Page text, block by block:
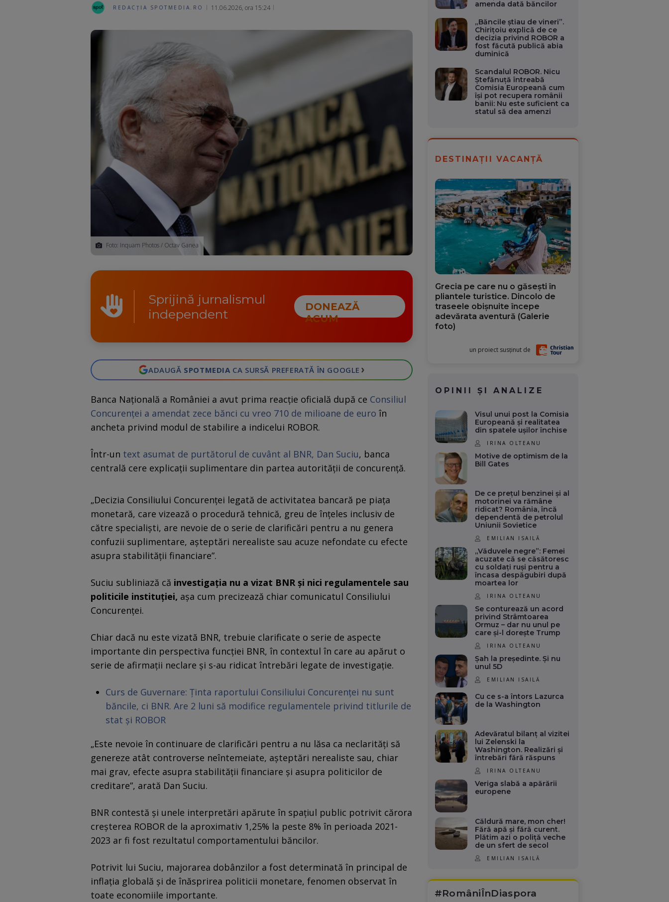
REDACȚIA SPOTMEDIA.RO 11.06.2026, ora 15:24
Foto: Inquam Photos / Octav Ganea
Sprijină jurnalismul
independent
DONEAZĂ
ACUM
ADAUGĂ SPOTMEDIA CA SURSĂ PREFERATĂ ÎN GOOGLE ›
Banca Națională a României a avut prima reacție oficială după ce Consiliul
Concurenței a amendat zece bănci cu vreo 710 de milioane de euro în
ancheta privind modul de stabilire a indicelui ROBOR.
Într-un text asumat de purtătorul de cuvânt al BNR, Dan Suciu, banca
centrală cere explicații suplimentare din partea autorității de concurență.
„Decizia Consiliului Concurenţei legată de activitatea bancară pe piaţa
monetară, care vizează o procedură tehnică, greu de înţeles inclusiv de
către specialişti, are nevoie de o serie de clarificări pentru a nu genera
confuzii suplimentare, aşteptări nerealiste sau acuze nefondate cu efecte
asupra stabilităţii financiare”.
Suciu subliniază că investigația nu a vizat BNR și nici regulamentele sau
politicile instituției, așa cum precizează chiar comunicatul Consiliului
Concurenței.
Chiar dacă nu este vizată BNR, trebuie clarificate o serie de aspecte
importante din perspectiva funcţiei BNR, în contextul în care au apărut o
serie de afirmaţii neclare şi s-au ridicat întrebări legate de investigaţie.
Curs de Guvernare: Ținta raportului Consiliului Concurenței nu sunt
băncile, ci BNR. Are 2 luni să modifice regulamentele privind titlurile de
stat și ROBOR
„Este nevoie în continuare de clarificări pentru a nu lăsa ca neclarități să
genereze atât controverse neîntemeiate, așteptări nerealiste sau, chiar
mai grav, efecte asupra stabilității financiare și asupra politicilor de
creditare”, arată Dan Suciu.
BNR contestă și unele interpretări apărute în spațiul public potrivit cărora
creșterea ROBOR de la aproximativ 1,25% la peste 8% în perioada 2021-
2023 ar fi fost rezultatul comportamentului băncilor.
Potrivit lui Suciu, majorarea dobânzilor a fost determinată în principal de
inflația globală și de înăsprirea politicii monetare, fenomen observat în
toate economiile importante.
amenda dată băncilor
„Băncile știau de vineri”.
Chirițoiu explică de ce
decizia privind ROBOR a
fost făcută publică abia
duminică
Scandalul ROBOR. Nicu
Ștefănuță întreabă
Comisia Europeană cum
își pot recupera românii
banii: Nu este suficient ca
statul să dea amenzi
DESTINAȚII VACANȚĂ
Grecia pe care nu o găsești în
pliantele turistice. Dincolo de
traseele obișnuite începe
adevărata aventură (Galerie
foto)
un proiect susținut de
OPINII ȘI ANALIZE
Visul unui post la Comisia
Europeană și realitatea
din spatele ușilor închise
IRINA OLTEANU
Motive de optimism de la
Bill Gates
De ce prețul benzinei și al
motorinei va rămâne
ridicat? România, încă
dependentă de petrolul
Uniunii Sovietice
EMILIAN ISAILĂ
„Văduvele negre”: Femei
acuzate că se căsătoresc
cu soldați ruși pentru a
încasa despăgubiri după
moartea lor
IRINA OLTEANU
Se conturează un acord
privind Strâmtoarea
Ormuz – dar nu unul pe
care și-l dorește Trump
IRINA OLTEANU
Șah la președinte. Și nu
unul 5D
EMILIAN ISAILĂ
Cu ce s-a întors Lazurca
de la Washington
Adevăratul bilanț al vizitei
lui Zelenski la
Washington. Realizări și
întrebări fără răspuns
IRINA OLTEANU
Veriga slabă a apărării
europene
Căldură mare, mon cher!
Fără apă și fără curent.
Plătim azi o poliță veche
de un sfert de secol
EMILIAN ISAILĂ
#RomâniÎnDiaspora